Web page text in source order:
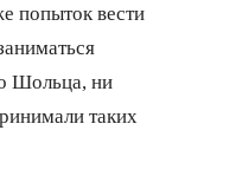
попыток вести
Шольца, ни
таких